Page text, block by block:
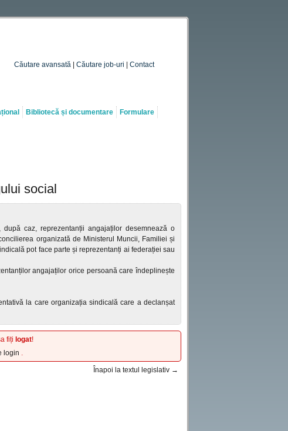
Căutare avansată Căutare job-uri Contact
Bibliotecă și documentare Formulare
social
caz, reprezentanții angajaților desemnează o
organizată de Ministerul Muncii, Familiei și
pot face parte și reprezentanți ai federației sau
angajaților orice persoană care îndeplinește
la care organizația sindicală care a declanșat
fiți logat!
login .
Înapoi la textul legislativ →